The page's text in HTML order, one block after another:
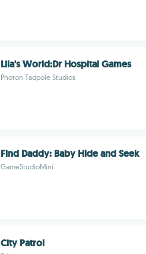
Lila's World:Dr Hospital Games
Photon Tadpole Studios
Find Daddy: Baby Hide and Seek
GameStudioMini
City Patrol